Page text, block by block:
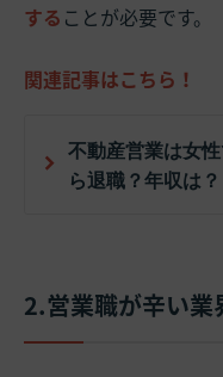
する ことが必要です。
関連記事はこちら！
不動産営業は女
ら退職？年収は
2.営業職が辛い業